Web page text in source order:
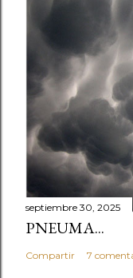
septiembre 30, 2025
PNEUMA...
Compartir 7